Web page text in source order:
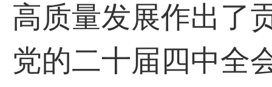
高质量发展作出了
党的二十届四中全